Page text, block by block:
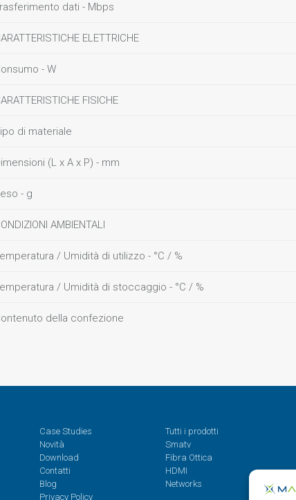
dati - Mbps
ELETTRICHE
- W
FISICHE
di materiale
(L x A x P) - mm
- g
AMBIENTALI
/ Umidità di utilizzo - °C / %
/ Umidità di stoccaggio - °C / %
della confezione
Case Studies
Novità
Download
Contatti
Blog
Privacy Policy
Tutti i prodotti
Smatv
Fibra Ottica
HDMI
Networks